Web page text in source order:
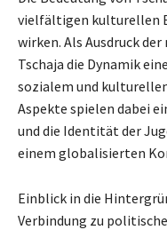
vielfältigen kulturellen
wirken. Als Ausdruck
Tschaja die Dynamik
sozialem und
Aspekte spielen dabei
und die Identität der
einem globalisierten
Einblick in die
Verbindung zu